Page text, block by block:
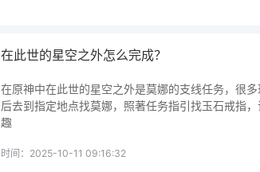
在此世的星空之外怎么完成？
在原神中在此世的星空之外是莫娜的支线任务，很
后去到指定地点找莫娜，照著任务指引找玉石戒指
趣
时间：2025-10-11 09:16:32